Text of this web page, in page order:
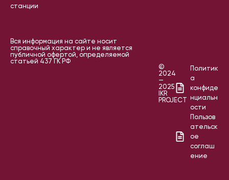
станции
Вся информация на сайте носит
справочный характер и не является
публичной офертой, определяемой
статьей 437 ГК РФ
©
2024
—
2025
IKR
PROJECT
Политик
а
конфиде
нциальн
ости
Пользов
ательск
ое
соглаш
ение